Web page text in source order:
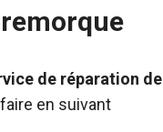
de réparation de
en suivant